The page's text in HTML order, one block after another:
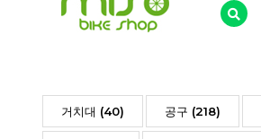
거치대 (40) 공구 (218)